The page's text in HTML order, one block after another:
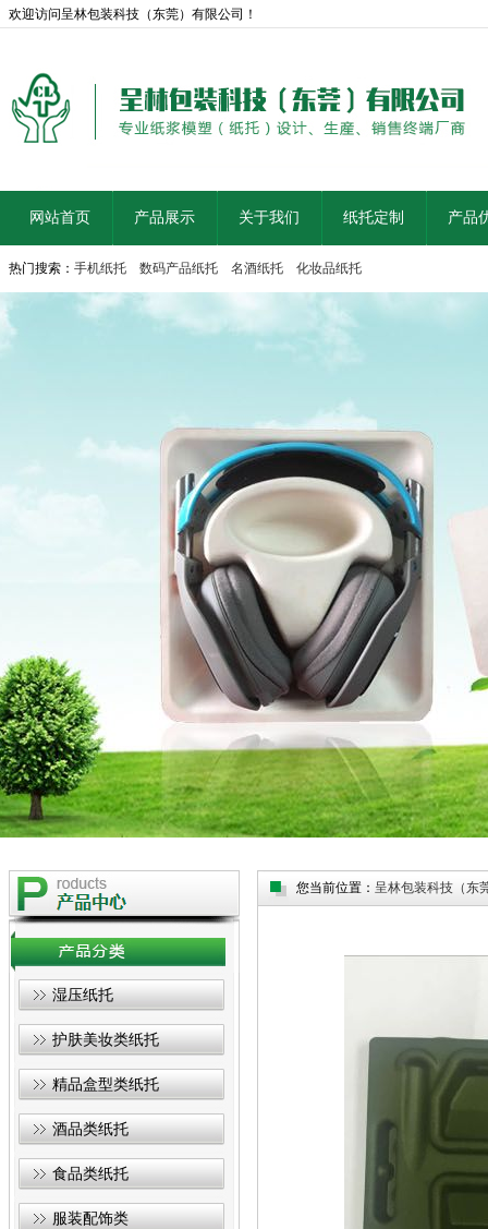
欢迎访问呈林包装科技（东莞）有限公司！
网站首页 产品展示 关于我们 纸托定制 产品
热门搜索： 手机纸托 数码产品纸托 名酒纸托 化妆品纸托
湿压纸托
护肤美妆类纸托
精品盒型类纸托
酒品类纸托
食品类纸托
服装配饰类
您当前位置： 呈林包装科技（东